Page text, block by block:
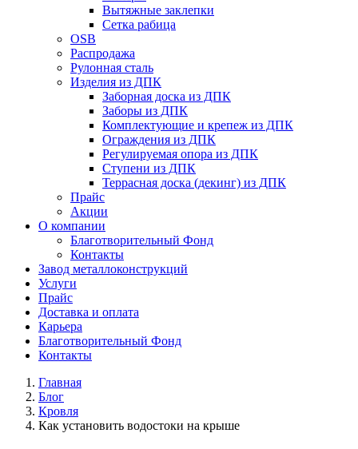
Вытяжные заклепки
Сетка рабица
OSB
Распродажа
Рулонная сталь
Изделия из ДПК
Заборная доска из ДПК
Заборы из ДПК
Комплектующие и крепеж из ДПК
Ограждения из ДПК
Регулируемая опора из ДПК
Ступени из ДПК
Террасная доска (декинг) из ДПК
Прайс
Акции
О компании
Благотворительный Фонд
Контакты
Завод металлоконструкций
Услуги
Прайс
Доставка и оплата
Карьера
Благотворительный Фонд
Контакты
Главная
Блог
Кровля
Как установить водостоки на крыше